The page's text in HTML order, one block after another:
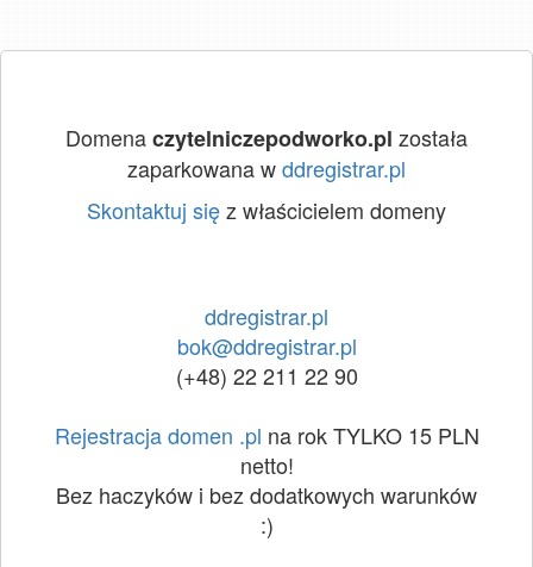
Domenaczytelniczepodworko.pl została
zaparkowana wddregistrar.pl
Skontaktuj sięz właścicielem domeny
ddregistrar.pl
bok@ddregistrar.pl
(+48) 22 211 22 90
Rejestracja domen .pl na rok TYLKO 15 PLN
netto!
Bez haczyków i bez dodatkowych warunków
:)